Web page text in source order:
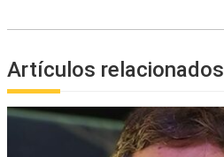
Artículos relacionados